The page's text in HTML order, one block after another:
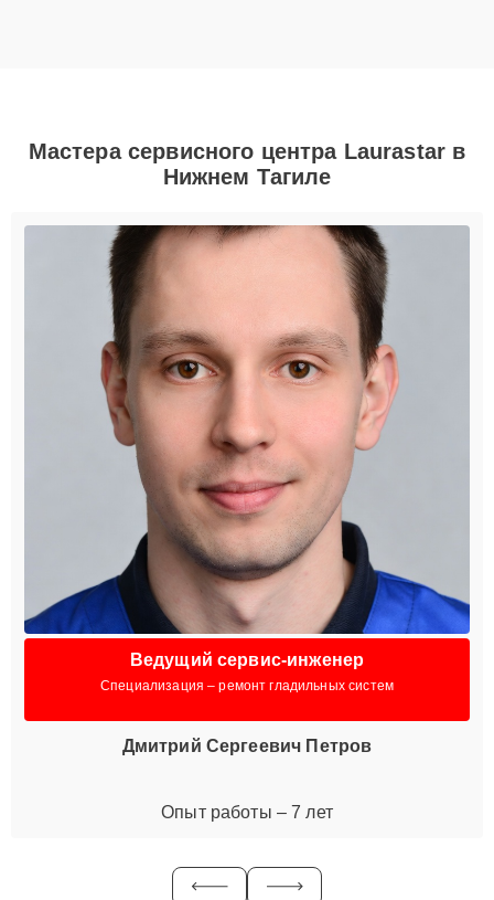
Мастера сервисного центра Laurastar в
Нижнем Тагиле
Ведущий сервис-инженер
Специализация – ремонт гладильных систем
Дмитрий Сергеевич Петров
Опыт работы – 7 лет